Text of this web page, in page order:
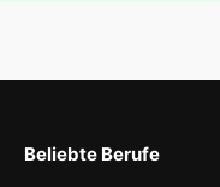
Beliebte Berufe